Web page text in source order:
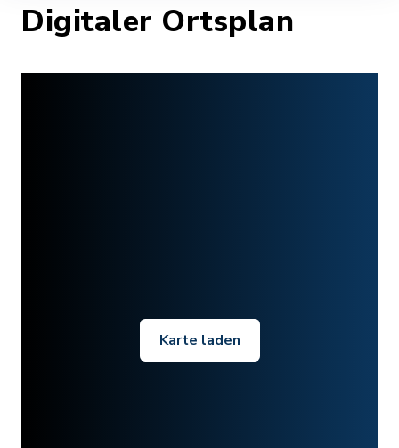
Digitaler Ortsplan
Karte laden